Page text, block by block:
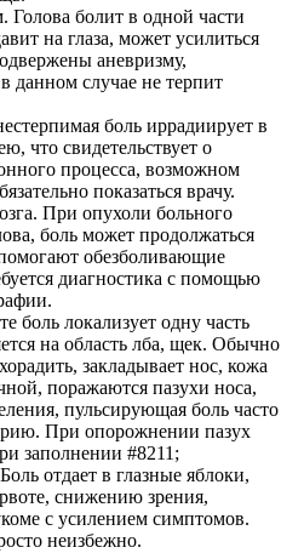
Голова болит в одной части
на глаза, может усилиться
аневризму,
данном случае не терпит
боль иррадиирует в
что свидетельствует о
процесса, возможном
показаться врачу.
При опухоли больного
боль может продолжаться
обезболивающие
диагностика с помощью
боль локализует одну часть
на область лба, щек. Обычно
закладывает нос, кожа
поражаются пазухи носа,
пульсирующая боль часто
При опорожнении пазух
заполнении #8211;
отдает в глазные яблоки,
снижению зрения,
с усилением симптомов.
неизбежно.